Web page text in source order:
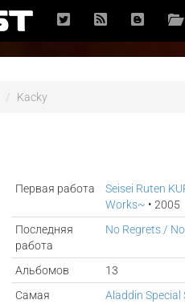
Kacky
Первая работа
Seisei Ruten
Works~ • 2005
Последняя
работа
No Regrets /
Альбомов
13
Самая
Aladdin